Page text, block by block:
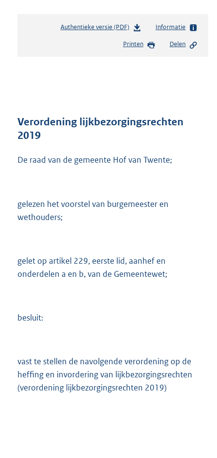
Authentieke versie (PDF)b
s
r
t
Informatie
Printen Delen
Verordening lijkbezorgingsrechten
2019
De raad van de gemeente Hof van Twente;
gelezen het voorstel van burgemeester en
wethouders;
gelet op artikel 229, eerste lid, aanhef en
onderdelen a en b, van de Gemeentewet;
besluit:
vast te stellen de navolgende verordening op de
heffing en invordering van lijkbezorgingsrechten
(verordening lijkbezorgingsrechten 2019)